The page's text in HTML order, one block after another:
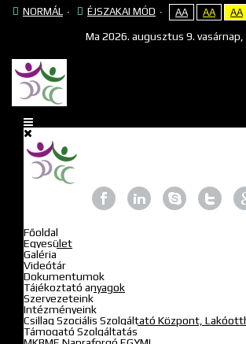
NORMÁL ÉJSZAKAI MÓD AA AA AA
Ma 2026. augusztus 9. vasárnap,
Főoldal
Egyesület
Galéria
Videótár
Dokumentumok
Tájékoztató anyagok
Szervezeteink
Intézményeink
Csillag Szociális Szolgáltató Központ,
Támogató Szolgáltatás